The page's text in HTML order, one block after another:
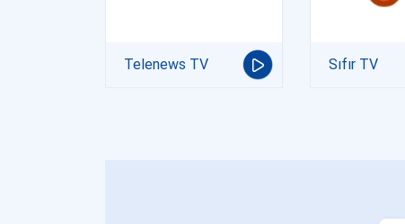
Telenews TV Sıfır TV